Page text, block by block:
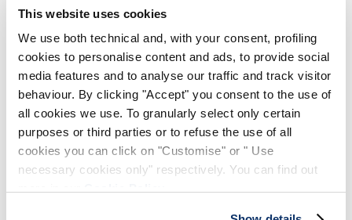
This website uses cookies
We use both technical and, with your consent, profiling
cookies to personalise content and ads, to provide social
media features and to analyse our traffic and track visitor
behaviour. By clicking "Accept" you consent to the use of
all cookies we use. To granularly select only certain
purposes or third parties or to refuse the use of all
cookies you can click on "Customise" or " Use
necessary cookies only" respectively. You can find out
Expédition
COMPLETE THE LOOK
This is a carousel with auto-rotating slides.